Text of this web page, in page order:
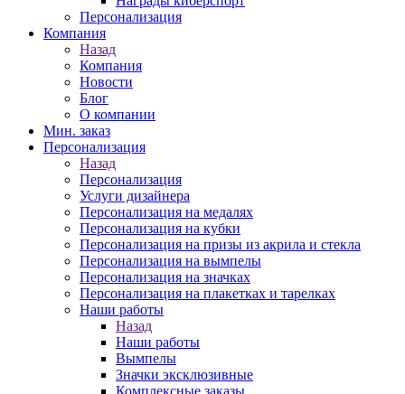
Персонализация
Компания
Назад
Компания
Новости
Блог
О компании
Мин. заказ
Персонализация
Назад
Персонализация
Услуги дизайнера
Персонализация на медалях
Персонализация на кубки
Персонализация на призы из акрила и стекла
Персонализация на вымпелы
Персонализация на значках
Персонализация на плакетках и тарелках
Наши работы
Назад
Наши работы
Вымпелы
Значки эксклюзивные
Комплексные заказы